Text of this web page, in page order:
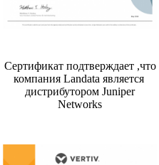
Сертификат подтверждает ,что
компания Landata является
дистрибутором Juniper
Networks